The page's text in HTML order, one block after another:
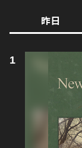
昨日